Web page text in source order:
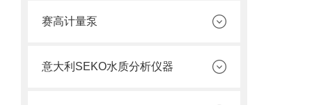
赛高计量泵
意大利SEKO水质分析仪器